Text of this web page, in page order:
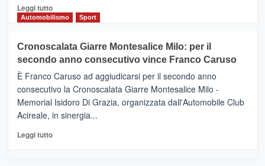
Gusto,
il
tra
sapori
vicoli
medievali
Leggi tuttoLeggi
di
Mondello
(Palermo)
–
“E
adesso
Pasta
–
Sicilia
Automobilismo Sport
Cronoscalata Giarre Montesalice Milo: per il
secondo anno consecutivo vince Franco Caruso
È Franco Caruso ad aggiudicarsi per il secondo anno
consecutivo la Cronoscalata Giarre Montesalice Milo -
Memorial Isidoro Di Grazia, organizzata dall'Automobile Club
Acireale, in sinergia...
Leggi tuttoLeggi